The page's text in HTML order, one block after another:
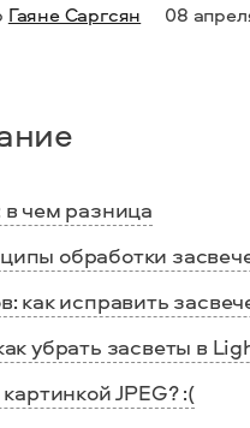
Гаяне Саргсян 08
в чем разница
обработки
как исправить
убрать засветы в
JPEG? :(